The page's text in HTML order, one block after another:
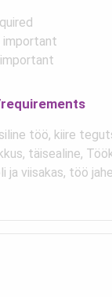
important
töö, kiire
täisealine,
ja viisakas, töö